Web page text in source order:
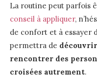
La routine peut parfois
conseil à appliquer,
de confort et à essayer
permettra de
rencontrer des
croisées autrement.